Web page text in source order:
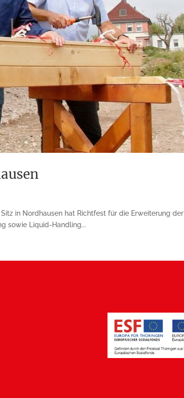
in Nordhausen hat Richtfest für die Erweiterung der
sowie Liquid-Handling...